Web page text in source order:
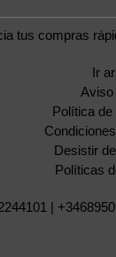
tus compras
Ir
Aviso
Política
Desistir
Políticas
|